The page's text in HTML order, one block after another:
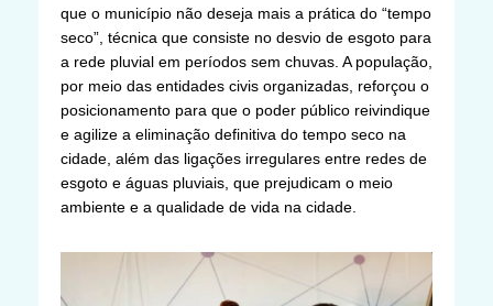
que o município não deseja mais a prática do “tempo
seco”, técnica que consiste no desvio de esgoto para
a rede pluvial em períodos sem chuvas. A população,
por meio das entidades civis organizadas, reforçou o
posicionamento para que o poder público reivindique
e agilize a eliminação definitiva do tempo seco na
cidade, além das ligações irregulares entre redes de
esgoto e águas pluviais, que prejudicam o meio
ambiente e a qualidade de vida na cidade.